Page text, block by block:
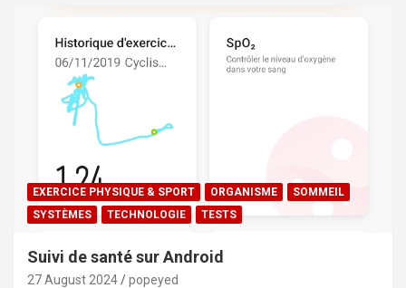
EXERCICE PHYSIQUE & SPORT ORGANISME
SOMMEIL
SYSTÈMES
TECHNOLOGIE TESTS
Suivi de santé sur Android
27 August 2024 popeyed